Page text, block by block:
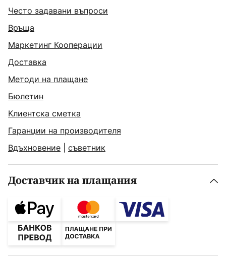
Често задавани въпроси
Връща
Маркетинг Кооперации
Доставка
Методи на плащане
Бюлетин
Клиентска сметка
Гаранции на производителя
Вдъхновение
съветник
Доставчик на плащания